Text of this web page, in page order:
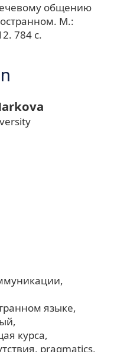
общению
М.:
784 с.
языке
курса
pragmatics